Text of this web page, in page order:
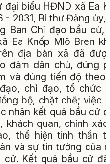
biểu HĐND xã Ea
- 2031, Bí thư Đảng ủy,
Ban Chỉ đạo bầu cử,
Ea Knốp Mlô Bren
địa bàn xã đã
đảm dân chủ, đúng
và đúng tiến độ theo
chỉ đạo, tổ chức
bộ, chặt chẽ; việc
nhận kết quả bầu cử
khách quan, chính
thể hiện tinh thần
và sự tin tưởng của
cử. Kết quả bầu cử